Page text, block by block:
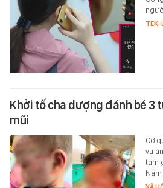
TEK-
Khởi tố cha dượng đánh bé 3
mũi
Cơ
vụ
tạm